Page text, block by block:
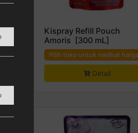
Kispray Refill Pouch
Amoris [300 mL]
Pilih toko untuk melihat
Detail